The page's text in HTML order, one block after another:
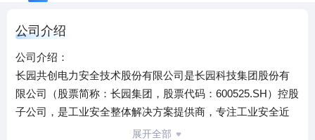
公司介绍
公司介绍：
长园共创电力安全技术股份有限公司是长园科技集团股份有
限公司（股票简称：长园集团，股票代码：600525.SH）控股
子公司，是工业安全整体解决方案提供商，专注工业安全近
30年，是该领域行业标准制订者之一。
展开全部